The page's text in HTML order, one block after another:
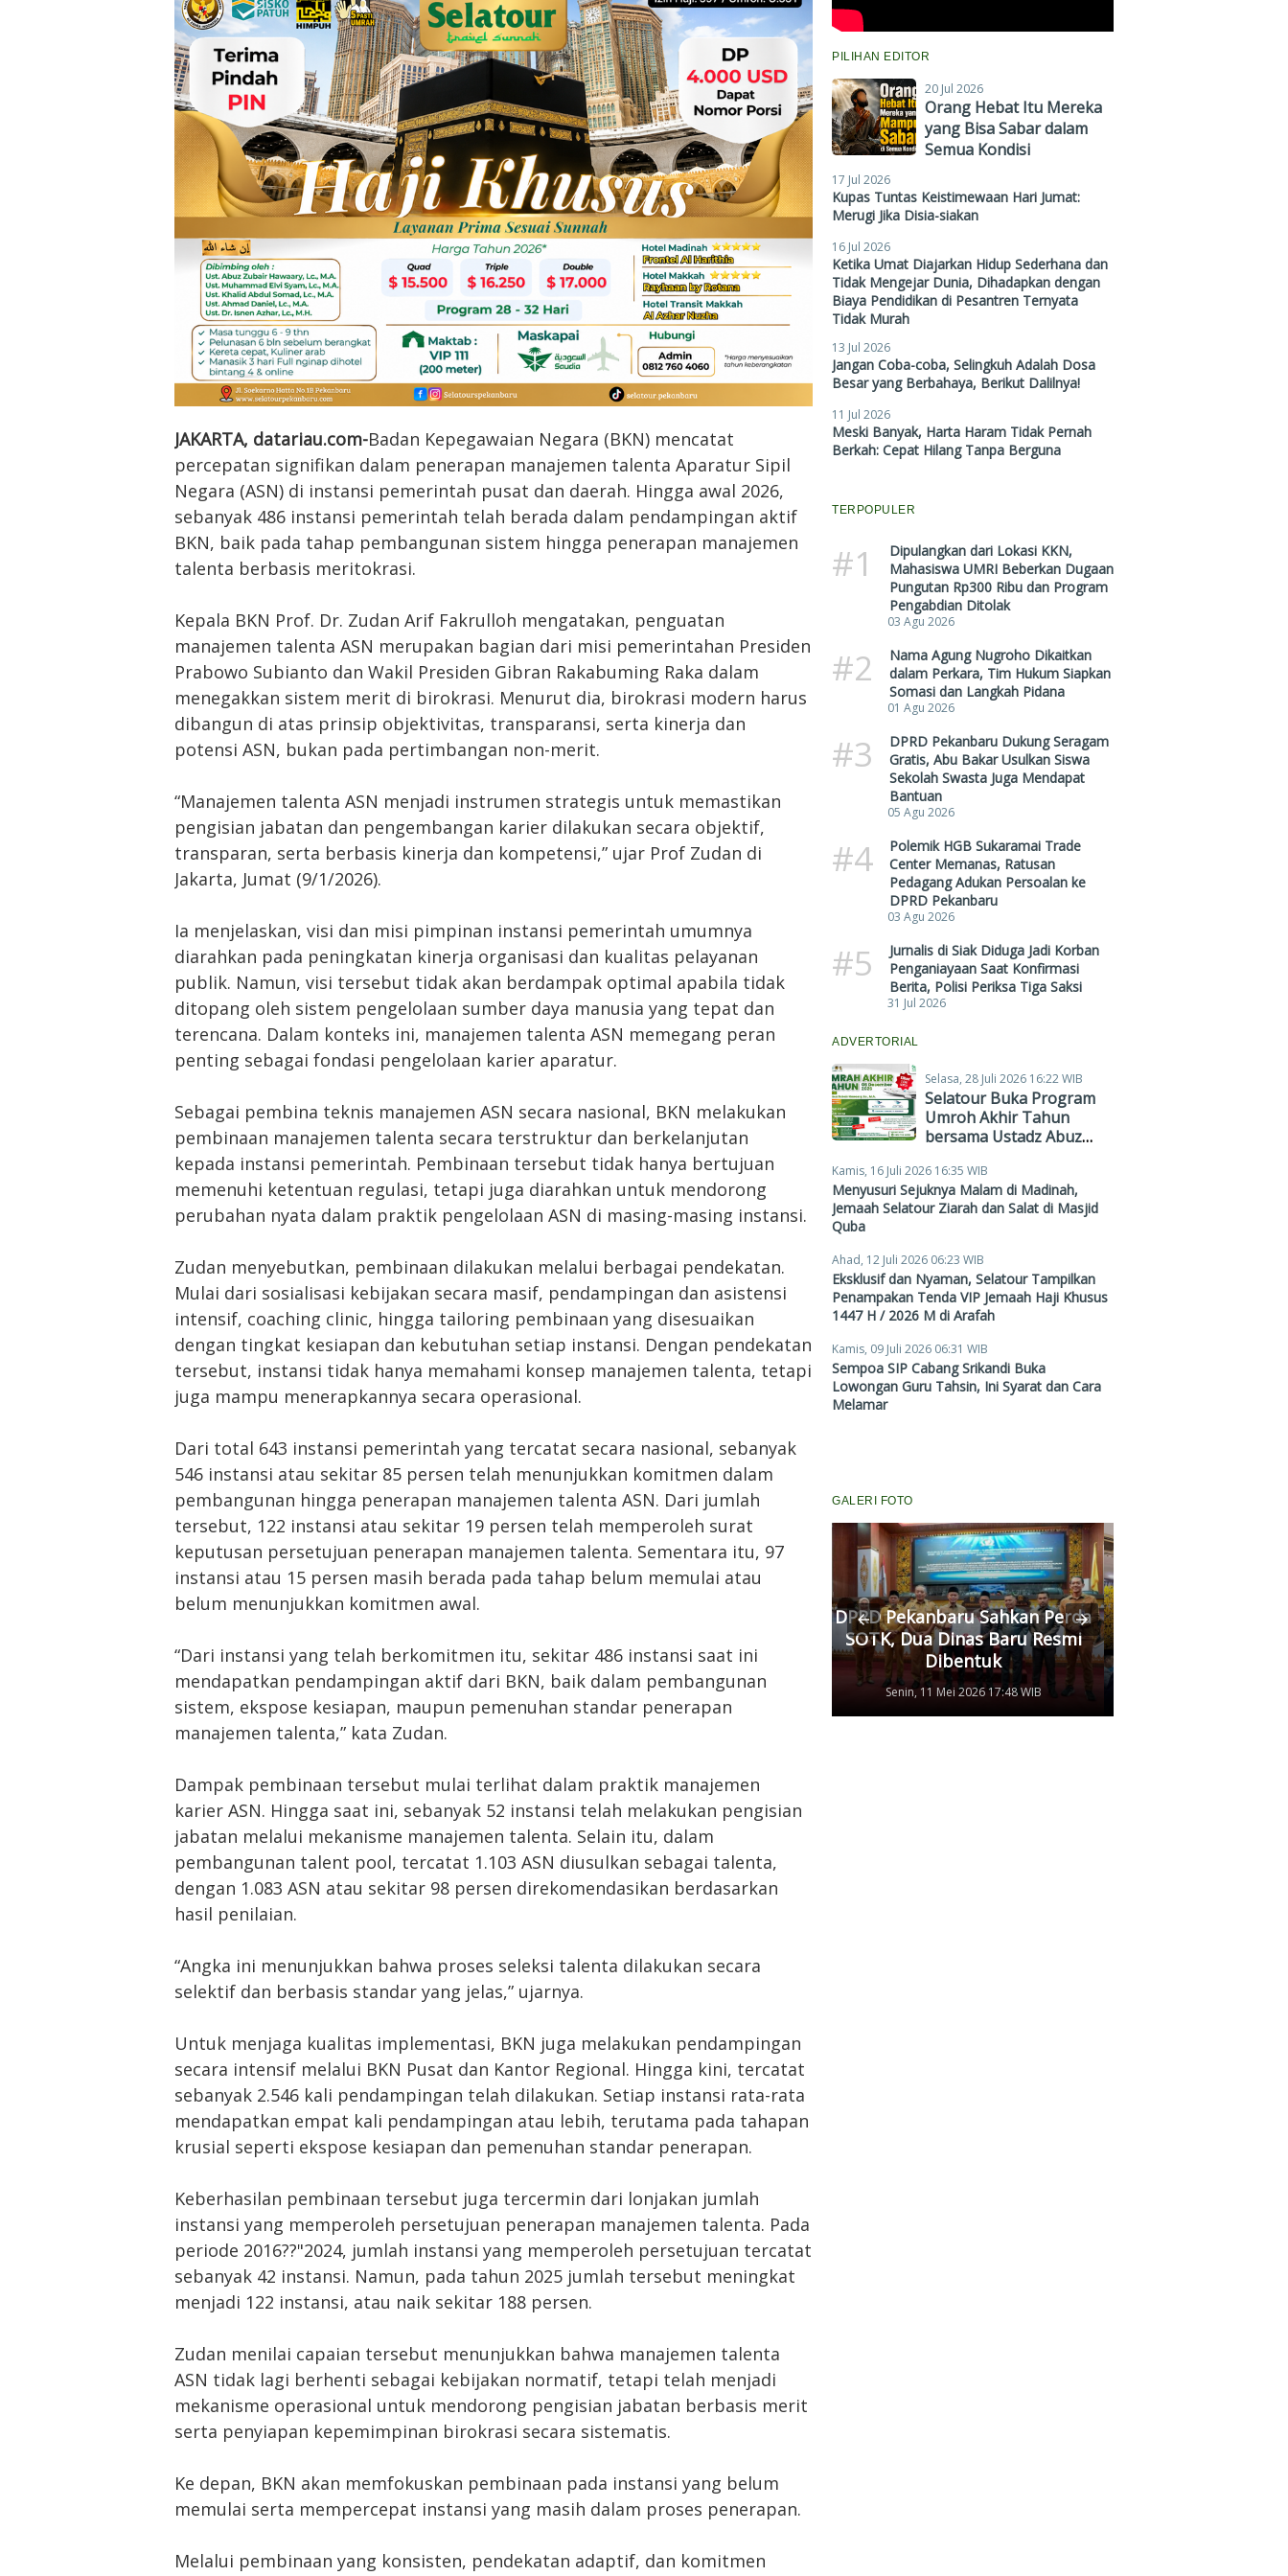
JAKARTA, datariau.com-Badan Kepegawaian Negara (BKN) mencatat
percepatan signifikan dalam penerapan manajemen talenta Aparatur Sipil
Negara (ASN) di instansi pemerintah pusat dan daerah. Hingga awal 2026,
sebanyak 486 instansi pemerintah telah berada dalam pendampingan aktif
BKN, baik pada tahap pembangunan sistem hingga penerapan manajemen
talenta berbasis meritokrasi.
Kepala BKN Prof. Dr. Zudan Arif Fakrulloh mengatakan, penguatan
manajemen talenta ASN merupakan bagian dari misi pemerintahan Presiden
Prabowo Subianto dan Wakil Presiden Gibran Rakabuming Raka dalam
menegakkan sistem merit di birokrasi. Menurut dia, birokrasi modern harus
dibangun di atas prinsip objektivitas, transparansi, serta kinerja dan
potensi ASN, bukan pada pertimbangan non-merit.
“Manajemen talenta ASN menjadi instrumen strategis untuk memastikan
pengisian jabatan dan pengembangan karier dilakukan secara objektif,
transparan, serta berbasis kinerja dan kompetensi,” ujar Prof Zudan di
Jakarta, Jumat (9/1/2026).
Ia menjelaskan, visi dan misi pimpinan instansi pemerintah umumnya
diarahkan pada peningkatan kinerja organisasi dan kualitas pelayanan
publik. Namun, visi tersebut tidak akan berdampak optimal apabila tidak
ditopang oleh sistem pengelolaan sumber daya manusia yang tepat dan
terencana. Dalam konteks ini, manajemen talenta ASN memegang peran
penting sebagai fondasi pengelolaan karier aparatur.
Sebagai pembina teknis manajemen ASN secara nasional, BKN melakukan
pembinaan manajemen talenta secara terstruktur dan berkelanjutan
kepada instansi pemerintah. Pembinaan tersebut tidak hanya bertujuan
memenuhi ketentuan regulasi, tetapi juga diarahkan untuk mendorong
perubahan nyata dalam praktik pengelolaan ASN di masing-masing instansi.
Zudan menyebutkan, pembinaan dilakukan melalui berbagai pendekatan.
Mulai dari sosialisasi kebijakan secara masif, pendampingan dan asistensi
intensif, coaching clinic, hingga tailoring pembinaan yang disesuaikan
dengan tingkat kesiapan dan kebutuhan setiap instansi. Dengan pendekatan
tersebut, instansi tidak hanya memahami konsep manajemen talenta, tetapi
juga mampu menerapkannya secara operasional.
Dari total 643 instansi pemerintah yang tercatat secara nasional, sebanyak
546 instansi atau sekitar 85 persen telah menunjukkan komitmen dalam
pembangunan hingga penerapan manajemen talenta ASN. Dari jumlah
tersebut, 122 instansi atau sekitar 19 persen telah memperoleh surat
keputusan persetujuan penerapan manajemen talenta. Sementara itu, 97
instansi atau 15 persen masih berada pada tahap belum memulai atau
belum menunjukkan komitmen awal.
“Dari instansi yang telah berkomitmen itu, sekitar 486 instansi saat ini
mendapatkan pendampingan aktif dari BKN, baik dalam pembangunan
sistem, ekspose kesiapan, maupun pemenuhan standar penerapan
manajemen talenta,” kata Zudan.
Dampak pembinaan tersebut mulai terlihat dalam praktik manajemen
karier ASN. Hingga saat ini, sebanyak 52 instansi telah melakukan pengisian
jabatan melalui mekanisme manajemen talenta. Selain itu, dalam
pembangunan talent pool, tercatat 1.103 ASN diusulkan sebagai talenta,
dengan 1.083 ASN atau sekitar 98 persen direkomendasikan berdasarkan
hasil penilaian.
“Angka ini menunjukkan bahwa proses seleksi talenta dilakukan secara
selektif dan berbasis standar yang jelas,” ujarnya.
Untuk menjaga kualitas implementasi, BKN juga melakukan pendampingan
secara intensif melalui BKN Pusat dan Kantor Regional. Hingga kini, tercatat
sebanyak 2.546 kali pendampingan telah dilakukan. Setiap instansi rata-rata
mendapatkan empat kali pendampingan atau lebih, terutama pada tahapan
krusial seperti ekspose kesiapan dan pemenuhan standar penerapan.
Keberhasilan pembinaan tersebut juga tercermin dari lonjakan jumlah
instansi yang memperoleh persetujuan penerapan manajemen talenta. Pada
periode 2016??"2024, jumlah instansi yang memperoleh persetujuan tercatat
sebanyak 42 instansi. Namun, pada tahun 2025 jumlah tersebut meningkat
menjadi 122 instansi, atau naik sekitar 188 persen.
Zudan menilai capaian tersebut menunjukkan bahwa manajemen talenta
ASN tidak lagi berhenti sebagai kebijakan normatif, tetapi telah menjadi
mekanisme operasional untuk mendorong pengisian jabatan berbasis merit
serta penyiapan kepemimpinan birokrasi secara sistematis.
Ke depan, BKN akan memfokuskan pembinaan pada instansi yang belum
memulai serta mempercepat instansi yang masih dalam proses penerapan.
Melalui pembinaan yang konsisten, pendekatan adaptif, dan komitmen
PILIHAN EDITOR
20 Jul 2026
Orang Hebat Itu Mereka
yang Bisa Sabar dalam
Semua Kondisi
17 Jul 2026
Kupas Tuntas Keistimewaan Hari Jumat:
Merugi Jika Disia-siakan
16 Jul 2026
Ketika Umat Diajarkan Hidup Sederhana dan
Tidak Mengejar Dunia, Dihadapkan dengan
Biaya Pendidikan di Pesantren Ternyata
Tidak Murah
13 Jul 2026
Jangan Coba-coba, Selingkuh Adalah Dosa
Besar yang Berbahaya, Berikut Dalilnya!
11 Jul 2026
Meski Banyak, Harta Haram Tidak Pernah
Berkah: Cepat Hilang Tanpa Berguna
TERPOPULER
#1
Dipulangkan dari Lokasi KKN,
Mahasiswa UMRI Beberkan Dugaan
Pungutan Rp300 Ribu dan Program
Pengabdian Ditolak
03 Agu 2026
#2
Nama Agung Nugroho Dikaitkan
dalam Perkara, Tim Hukum Siapkan
Somasi dan Langkah Pidana
01 Agu 2026
#3
DPRD Pekanbaru Dukung Seragam
Gratis, Abu Bakar Usulkan Siswa
Sekolah Swasta Juga Mendapat
Bantuan
05 Agu 2026
#4
Polemik HGB Sukaramai Trade
Center Memanas, Ratusan
Pedagang Adukan Persoalan ke
DPRD Pekanbaru
03 Agu 2026
#5
Jurnalis di Siak Diduga Jadi Korban
Penganiayaan Saat Konfirmasi
Berita, Polisi Periksa Tiga Saksi
31 Jul 2026
ADVERTORIAL
Selasa, 28 Juli 2026 16:22 WIB
Selatour Buka Program
Umroh Akhir Tahun
bersama Ustadz Abuz
Mulai Rp38,4 Juta
Kamis, 16 Juli 2026 16:35 WIB
Menyusuri Sejuknya Malam di Madinah,
Jemaah Selatour Ziarah dan Salat di Masjid
Quba
Ahad, 12 Juli 2026 06:23 WIB
Eksklusif dan Nyaman, Selatour Tampilkan
Penampakan Tenda VIP Jemaah Haji Khusus
1447 H / 2026 M di Arafah
Kamis, 09 Juli 2026 06:31 WIB
Sempoa SIP Cabang Srikandi Buka
Lowongan Guru Tahsin, Ini Syarat dan Cara
Melamar
GALERI FOTO
Komisi III DPRD Pekanbaru
Fasilitasi Mediasi Dugaan
Damai
Senin, 11 Mei 2026 17:53 WIB
DPRD Pekanbaru Sahkan Perda
SOTK, Dua Dinas Baru Resmi
Dibentuk
Senin, 11 Mei 2026 17:48 WIB